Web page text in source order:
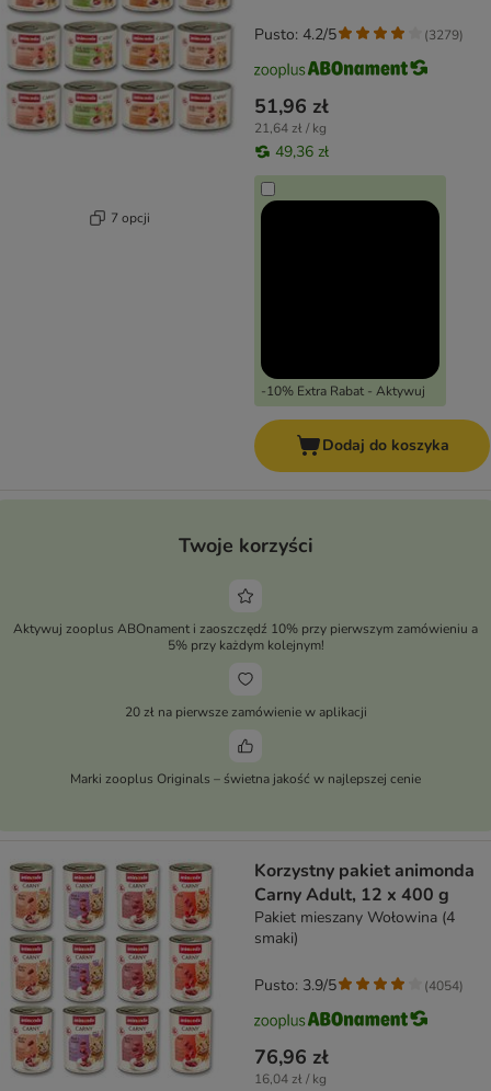
7 opcji
51,96 zł
21,64 zł / kg
49,36 zł
-10% Extra Rabat - Aktywuj
Pusto: 4.2/5 (3279)
Dodaj do koszyka
Twoje korzyści
Aktywuj zooplus ABOnament i zaoszczędź 10% przy pierwszym zamówieniu a
5% przy każdym kolejnym!
20 zł na pierwsze zamówienie w aplikacji
Marki zooplus Originals – świetna jakość w najlepszej cenie
Korzystny pakiet animonda
Carny Adult, 12 x 400 g
Pakiet mieszany Wołowina (4
smaki)
76,96 zł
16,04 zł / kg
Pusto: 3.9/5 (4054)